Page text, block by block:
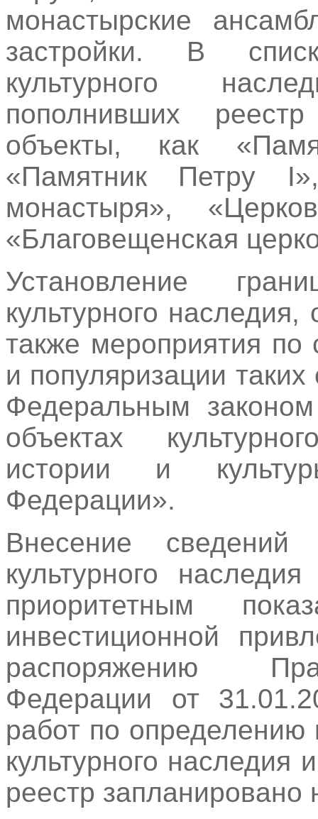
монастырские
застройки. В
культурного
пополнивших
объекты, как
«Памятник Петру
монастыря»,
«Благовещенская
Установление
культурного
также мероприятия по
и популяризации
Федеральным
объектах
истории и
Федерации».
Внесение сведений
культурного
приоритетным
инвестиционной
распоряжению
Федерации от
работ по определению
культурного наследия
реестр запланировано